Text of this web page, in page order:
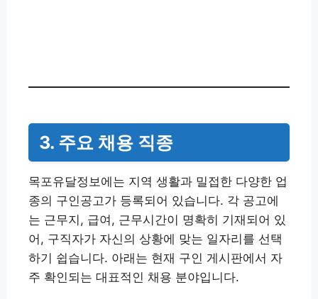
3. 주요 채용 직종
목포유달정보에는 지역 생활과 밀접한 다양한 업
종의 구인공고가 등록되어 있습니다. 각 공고에
는 근무지, 급여, 근무시간이 명확히 기재되어 있
어, 구직자가 자신의 상황에 맞는 일자리를 선택
하기 쉽습니다. 아래는 현재 구인 게시판에서 자
주 확인되는 대표적인 채용 분야입니다.